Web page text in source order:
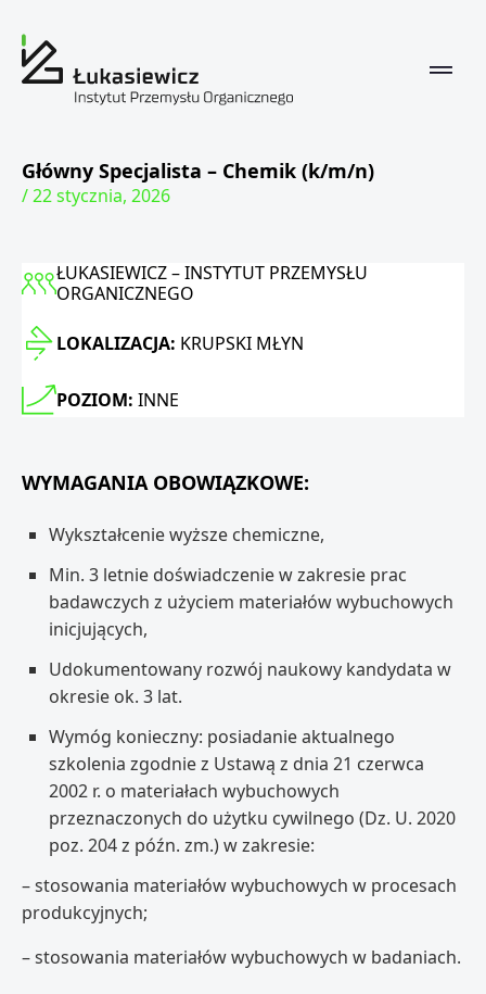
Główny Specjalista – Chemik (k/m/n)
/ 22 stycznia, 2026
ŁUKASIEWICZ – INSTYTUT PRZEMYSŁU
ORGANICZNEGO
LOKALIZACJA: KRUPSKI MŁYN
POZIOM: INNE
WYMAGANIA OBOWIĄZKOWE:
Wykształcenie wyższe chemiczne,
Min. 3 letnie doświadczenie w zakresie prac
badawczych z użyciem materiałów wybuchowych
inicjujących,
Udokumentowany rozwój naukowy kandydata w
okresie ok. 3 lat.
Wymóg konieczny: posiadanie aktualnego
szkolenia zgodnie z Ustawą z dnia 21 czerwca
2002 r. o materiałach wybuchowych
przeznaczonych do użytku cywilnego (Dz. U. 2020
poz. 204 z późn. zm.) w zakresie:
– stosowania materiałów wybuchowych w procesach
produkcyjnych;
– stosowania materiałów wybuchowych w badaniach.